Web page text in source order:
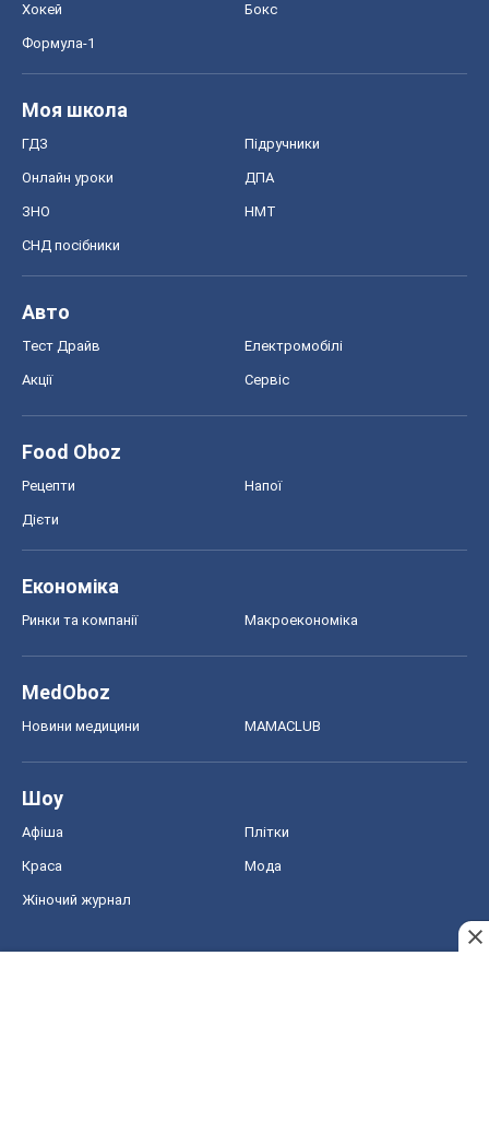
Хокей Бокс
Формула-1
Моя школа
ГДЗ Підручники
Онлайн уроки ДПА
ЗНО НМТ
СНД посібники
Авто
Тест Драйв Електромобілі
Акції Сервіс
Food Oboz
Рецепти Напої
Дієти
Економіка
Ринки та компанії Макроекономіка
MedOboz
Новини медицини MAMACLUB
Шоу
Афіша Плітки
Краса Мода
Жіночий журнал